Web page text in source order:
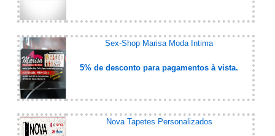
Sex-Shop Marisa Moda Intima
5% de desconto para pagamentos à vista.
Nova Tapetes Personalizados